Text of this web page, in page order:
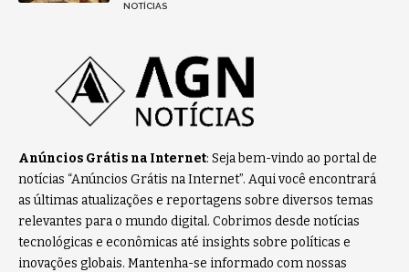
NOTÍCIAS
Anúncios Grátis na Internet: Seja bem-vindo ao portal de
notícias “Anúncios Grátis na Internet”. Aqui você encontrará
as últimas atualizações e reportagens sobre diversos temas
relevantes para o mundo digital. Cobrimos desde notícias
tecnológicas e econômicas até insights sobre políticas e
inovações globais. Mantenha-se informado com nossas